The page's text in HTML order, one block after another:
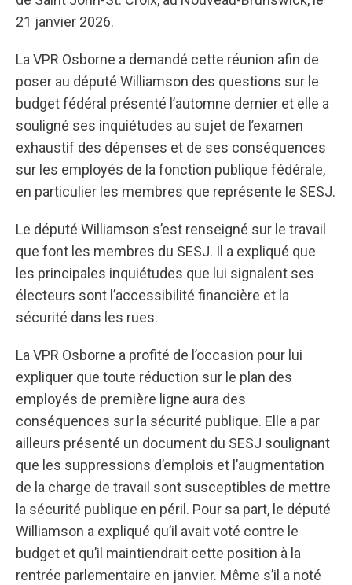
21 janvier 2026.
La VPR Osborne a demandé cette réunion afin de
poser au député Williamson des questions sur le
budget fédéral présenté l’automne dernier et elle a
souligné ses inquiétudes au sujet de l’examen
exhaustif des dépenses et de ses conséquences
sur les employés de la fonction publique fédérale,
en particulier les membres que représente le SESJ.
Le député Williamson s’est renseigné sur le travail
que font les membres du SESJ. Il a expliqué que
les principales inquiétudes que lui signalent ses
électeurs sont l’accessibilité financière et la
sécurité dans les rues.
La VPR Osborne a profité de l’occasion pour lui
expliquer que toute réduction sur le plan des
employés de première ligne aura des
conséquences sur la sécurité publique. Elle a par
ailleurs présenté un document du SESJ soulignant
que les suppressions d’emplois et l’augmentation
de la charge de travail sont susceptibles de mettre
la sécurité publique en péril. Pour sa part, le député
Williamson a expliqué qu’il avait voté contre le
budget et qu’il maintiendrait cette position à la
rentrée parlementaire en janvier. Même s’il a noté